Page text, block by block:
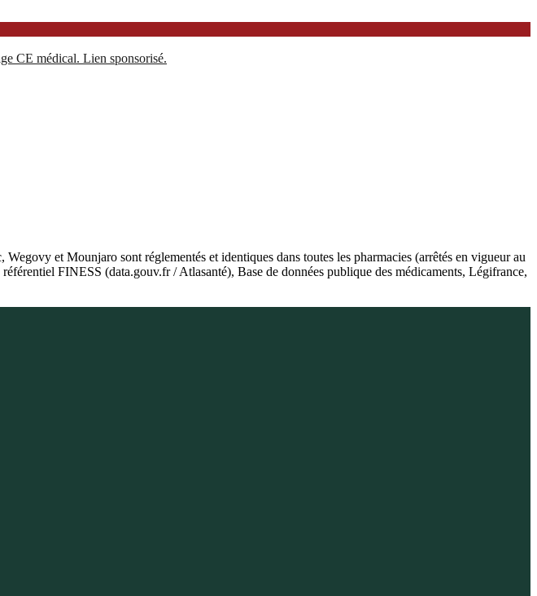
CE médical. Lien sponsorisé.
et Mounjaro sont réglementés et identiques dans toutes les pharmacies (arrêtés en vigueur au
FINESS (data.gouv.fr / Atlasanté), Base de données publique des médicaments, Légifrance,